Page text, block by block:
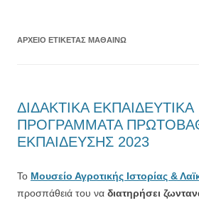
ΑΡΧΕΊΟ ΕΤΙΚΈΤΑΣ ΜΑΘΑΙΝΩ
ΔΙΔΑΚΤΙΚΑ ΕΚΠΑΙΔΕΥΤΙΚΑ
ΠΡΟΓΡΑΜΜΑΤΑ
ΕΚΠΑΙΔΕΥΣΗΣ 2023
Το Μουσείο Αγροτικής Ιστορίας &
προσπάθειά του να διατηρήσει